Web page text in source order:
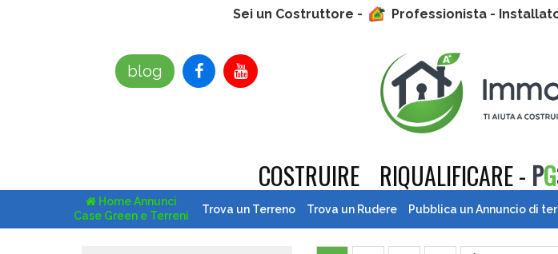
Sei un Costruttore - Professionista -
blog
COSTRUIRE RIQUALIFICARE - PG
Home Annunci
Case Green e Terreni
Trova un Terreno Trova un Rudere Pubblica un Annuncio di